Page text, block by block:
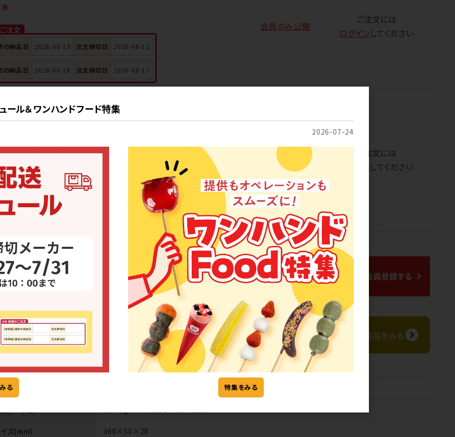
注文
の納品日 2026-08-13 注文締切日 2026-08-12
の納品日 2026-08-18 注文締切日 2026-08-17
会員のみ公開
ご注文には
ログイン してください
料:有料、商品代:有償※1種類1本まで)
る
注文
の納品日 2026-08-13 注文締切日 2026-08-12
の納品日 2026-08-18 2026-08-17
会員のみ公開
ご注文には
してください
217 5813
（2026/8/1 時点）
できる商品をみる 同じメーカーの商品をみる 同じカテゴリ の商品をみる
数)／寸法 約400g／-／約350×45×25㎜
ズ(mm) 360×50×28
ール＆ワンハンドフード特集
2026-07-24
る 特集をみる